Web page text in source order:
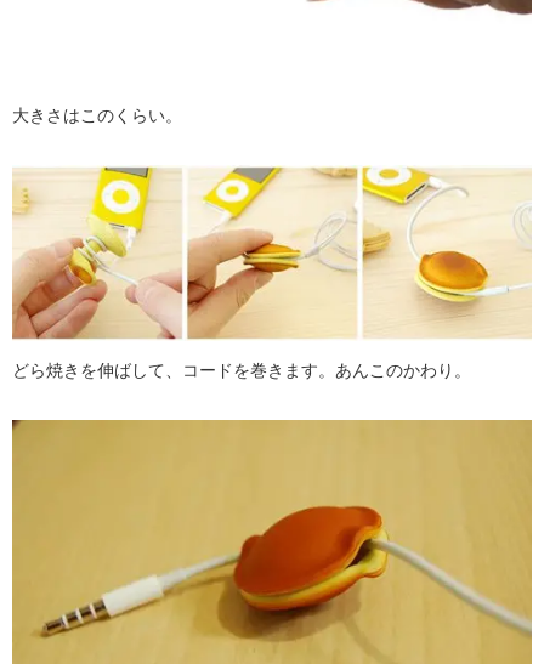
大きさはこのくらい。
どら焼きを伸ばして、コードを巻きます。あんこのかわり。